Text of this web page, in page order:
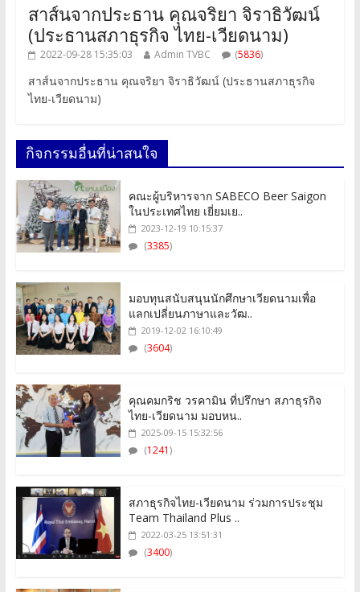
สาส์นจากประธาน คุณจริยา จิราธิวัฒน์
(ประธานสภาธุรกิจ ไทย-เวียดนาม)
2022-09-28 15:35:03 Admin TVBC (5836)
สาส์นจากประธาน คุณจริยา จิราธิวัฒน์ (ประธานสภาธุรกิจ
ไทย-เวียดนาม)
กิจกรรมอื่นที่น่าสนใจ
คณะผู้บริหารจาก SABECO Beer Saigon
ในประเทศไทย เยี่ยมเย..
2023-12-19 10:15:37
(3385)
มอบทุนสนับสนุนนักศึกษาเวียดนามเพื่อ
แลกเปลี่ยนภาษาและวัฒ..
2019-12-02 16:10:49
(3604)
คุณคมกริช วรคามิน ที่ปรึกษา สภาธุรกิจ
ไทย-เวียดนาม มอบหน..
2025-09-15 15:32:56
(1241)
สภาธุรกิจไทย-เวียดนาม ร่วมการประชุม
Team Thailand Plus ..
2022-03-25 13:51:31
(3400)